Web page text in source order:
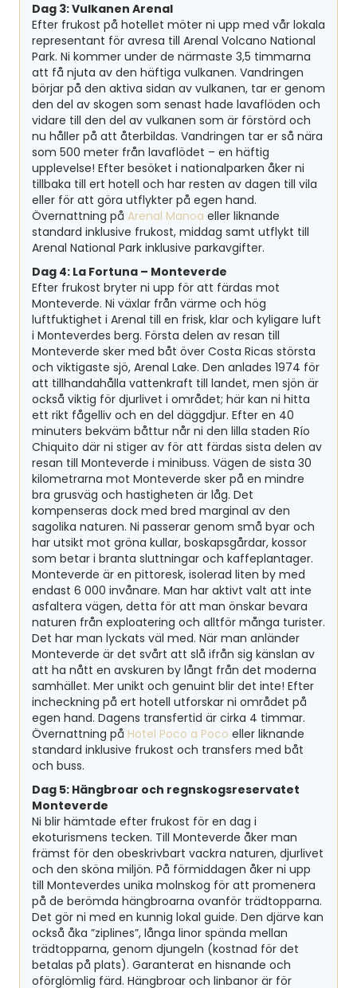
Dag 3: Vulkanen Arenal
Efter frukost på hotellet möter ni upp med vår lokala
representant för avresa till Arenal Volcano National
Park. Ni kommer under de närmaste 3,5 timmarna
att få njuta av den häftiga vulkanen. Vandringen
börjar på den aktiva sidan av vulkanen, tar er genom
den del av skogen som senast hade lavaflöden och
vidare till den del av vulkanen som är förstörd och
nu håller på att återbildas. Vandringen tar er så nära
som 500 meter från lavaflödet – en häftig
upplevelse! Efter besöket i nationalparken åker ni
tillbaka till ert hotell och har resten av dagen till vila
eller för att göra utflykter på egen hand.
Övernattning på Arenal Manoa eller liknande
standard inklusive frukost, middag samt utflykt till
Arenal National Park inklusive parkavgifter.
Dag 4: La Fortuna – Monteverde
Efter frukost bryter ni upp för att färdas mot
Monteverde. Ni växlar från värme och hög
luftfuktighet i Arenal till en frisk, klar och kyligare luft
i Monteverdes berg. Första delen av resan till
Monteverde sker med båt över Costa Ricas största
och viktigaste sjö, Arenal Lake. Den anlades 1974 för
att tillhandahålla vattenkraft till landet, men sjön är
också viktig för djurlivet i området; här kan ni hitta
ett rikt fågelliv och en del däggdjur. Efter en 40
minuters bekväm båttur når ni den lilla staden Río
Chiquito där ni stiger av för att färdas sista delen av
resan till Monteverde i minibuss. Vägen de sista 30
kilometrarna mot Monteverde sker på en mindre
bra grusväg och hastigheten är låg. Det
kompenseras dock med bred marginal av den
sagolika naturen. Ni passerar genom små byar och
har utsikt mot gröna kullar, boskapsgårdar, kossor
som betar i branta sluttningar och kaffeplantager.
Monteverde är en pittoresk, isolerad liten by med
endast 6 000 invånare. Man har aktivt valt att inte
asfaltera vägen, detta för att man önskar bevara
naturen från exploatering och alltför många turister.
Det har man lyckats väl med. När man anländer
Monteverde är det svårt att slå ifrån sig känslan av
att ha nått en avskuren by långt från det moderna
samhället. Mer unikt och genuint blir det inte! Efter
incheckning på ert hotell utforskar ni området på
egen hand. Dagens transfertid är cirka 4 timmar.
Övernattning på Hotel Poco a Poco eller liknande
standard inklusive frukost och transfers med båt
och buss.
Dag 5: Hängbroar och regnskogsreservatet
Monteverde
Ni blir hämtade efter frukost för en dag i
ekoturismens tecken. Till Monteverde åker man
främst för den obeskrivbart vackra naturen, djurlivet
och den sköna miljön. På förmiddagen åker ni upp
till Monteverdes unika molnskog för att promenera
på de berömda hängbroarna ovanför trädtopparna.
Det gör ni med en kunnig lokal guide. Den djärve kan
också åka ”ziplines”, långa linor spända mellan
trädtopparna, genom djungeln (kostnad för det
betalas på plats). Garanterat en hisnande och
oförglömlig färd. Hängbroar och linbanor är för